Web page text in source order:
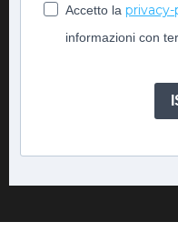
Accetto la privacy-
informazioni con